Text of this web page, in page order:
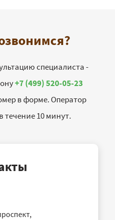
специалиста -
+7 (499) 520-05-23
в форме. Оператор
течение 10 минут.